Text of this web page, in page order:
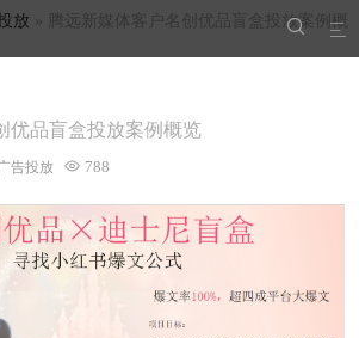


放 » 腾远新媒体客户名创优品盲盒投放案例概
优品盲盒投放案例概览
告投放  788